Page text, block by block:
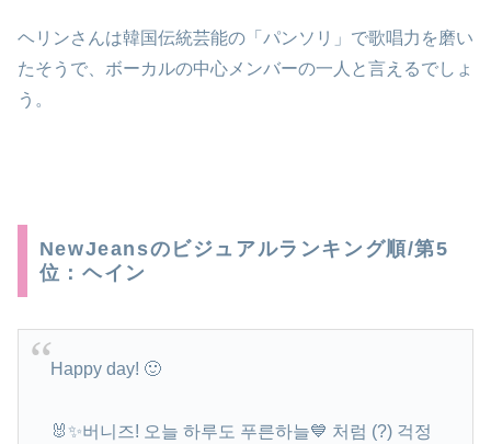
ヘリンさんは韓国伝統芸能の「パンソリ」で歌唱力を磨い
たそうで、ボーカルの中心メンバーの一人と言えるでしょ
う。
NewJeansのビジュアルランキング順/第5
位：ヘイン
Happy day! 🙂
🐰✨버니즈! 오늘 하루도 푸른하늘💙 처럼 (?) 걱정